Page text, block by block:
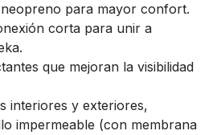
para mayor confort.
corta para unir a
que mejoran la visibilidad
interiores y exteriores,
impermeable (con membrana